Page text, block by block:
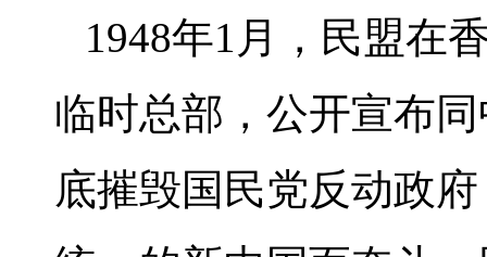
1948年1月，民盟在
临时总部，公开宣布
底摧毁国民党反动政